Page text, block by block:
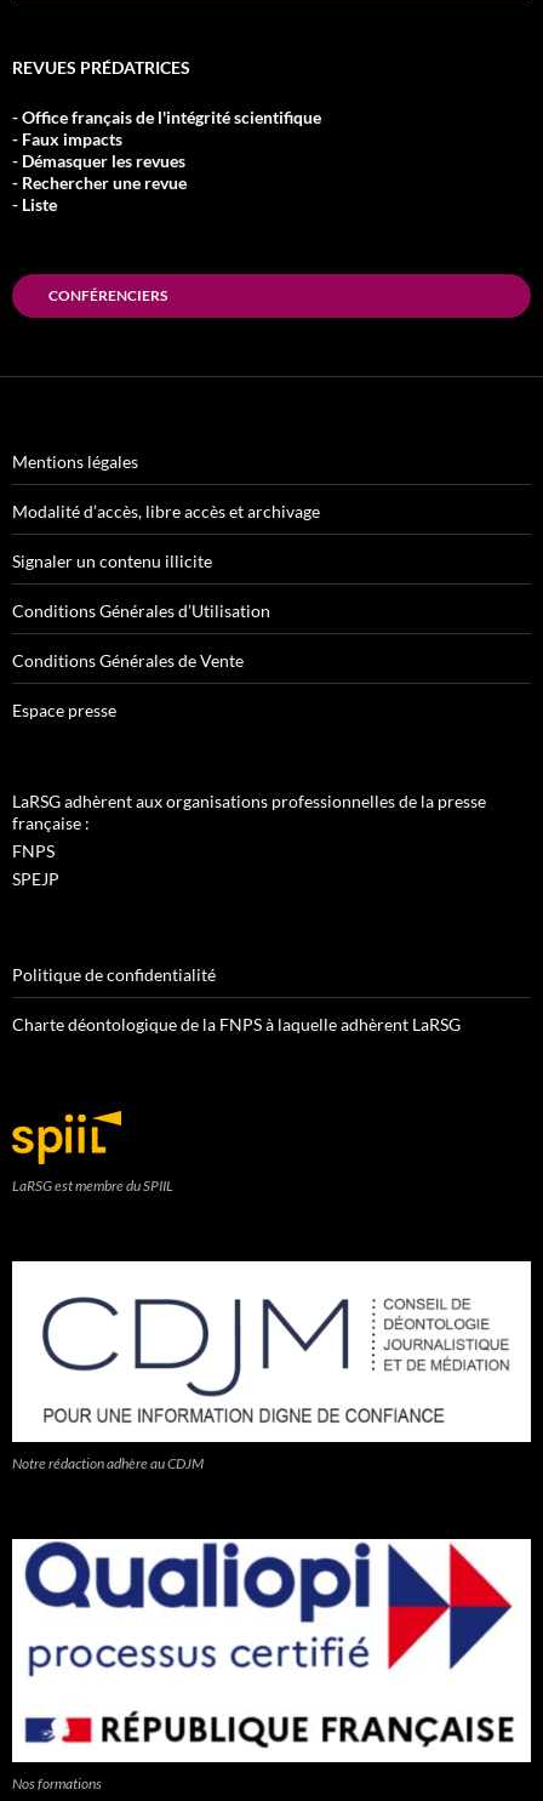
REVUES PRÉDATRICES
- Office français de l'intégrité scientifique
- Faux impacts
- Démasquer les revues
- Rechercher une revue
- Liste
CONFÉRENCIERS
Mentions légales
Modalité d’accès, libre accès et archivage
Signaler un contenu illicite
Conditions Générales d’Utilisation
Conditions Générales de Vente
Espace presse
LaRSG adhèrent aux organisations professionnelles de la presse
française :
FNPS
SPEJP
Politique de confidentialité
Charte déontologique de la FNPS à laquelle adhèrent LaRSG
LaRSG est membre du SPIIL
Notre rédaction adhère au CDJM
Nos formations